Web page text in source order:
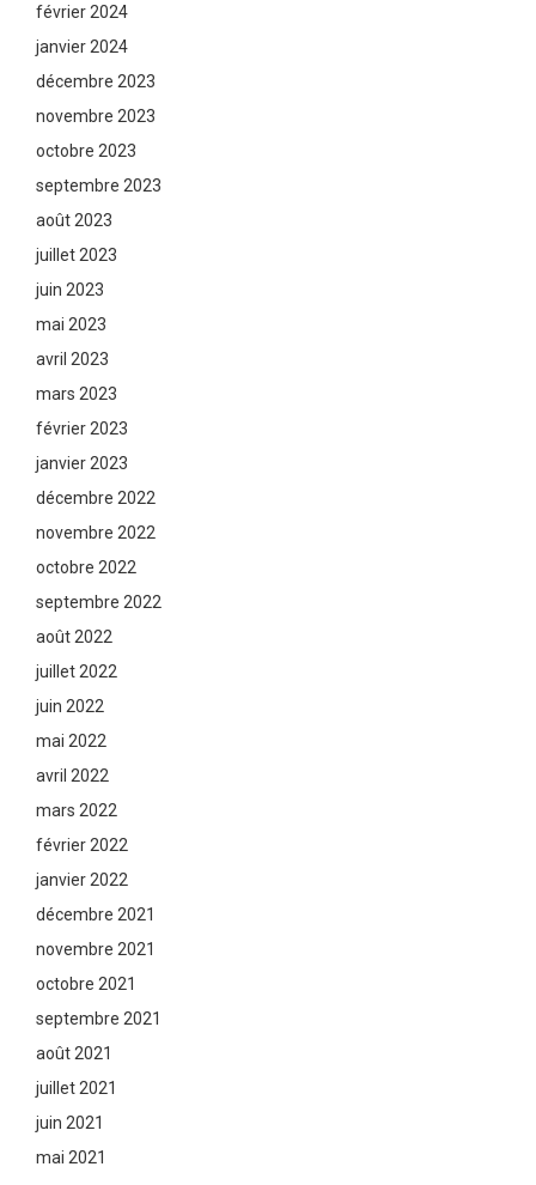
février 2024
janvier 2024
décembre 2023
novembre 2023
octobre 2023
septembre 2023
août 2023
juillet 2023
juin 2023
mai 2023
avril 2023
mars 2023
février 2023
janvier 2023
décembre 2022
novembre 2022
octobre 2022
septembre 2022
août 2022
juillet 2022
juin 2022
mai 2022
avril 2022
mars 2022
février 2022
janvier 2022
décembre 2021
novembre 2021
octobre 2021
septembre 2021
août 2021
juillet 2021
juin 2021
mai 2021